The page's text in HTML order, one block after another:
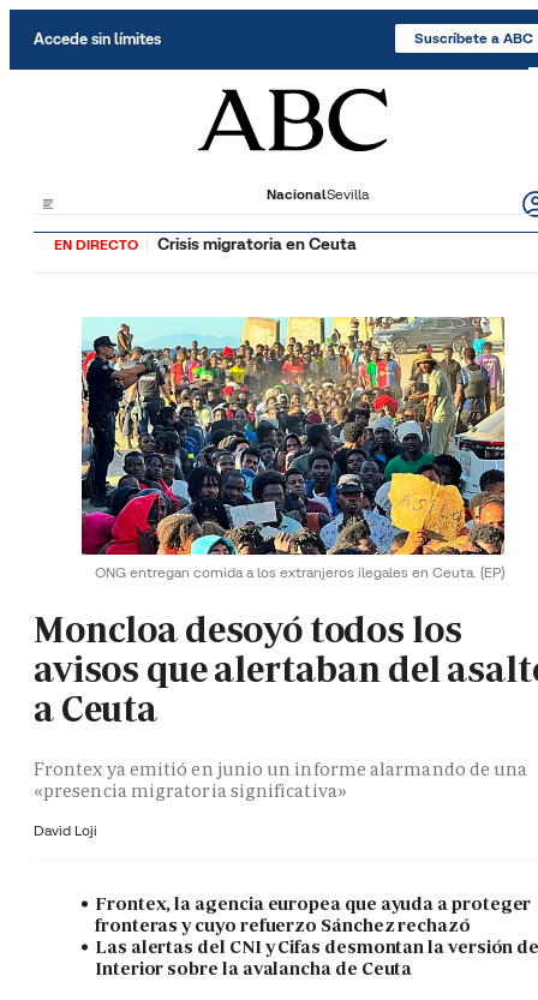
Accede sin límites Suscríbete a ABC
NacionalSevilla
EN DIRECTO Crisis migratoria en Ceuta
ONG entregan comida a los extranjeros ilegales en Ceuta. (EP)
Moncloa desoyó todos los
avisos que alertaban del
a Ceuta
Frontex ya emitió en junio un informe alarmando de una
«presencia migratoria significativa»
David Loji
Frontex, la agencia europea que ayuda a proteger
fronteras y cuyo refuerzo Sánchez rechazó
Las alertas del CNI y Cifas desmontan la versión
Interior sobre la avalancha de Ceuta